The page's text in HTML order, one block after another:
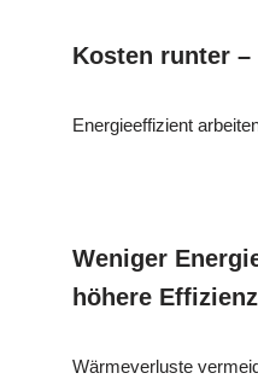
Kosten runter
Energieeffizient
Weniger
höhere Effizienz
Wärmeverluste